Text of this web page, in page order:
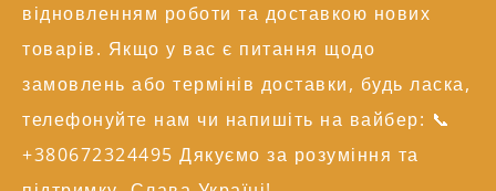
відновленням роботи та доставкою нових
товарів. Якщо у вас є питання щодо
замовлень або термінів доставки, будь ласка,
телефонуйте нам чи напишіть на вайбер: 📞
+380672324495 Дякуємо за розуміння та
+38 (050) 246-17-15
info@alexgroupe.com
Больше информации
© 2004-2026 AG | Всі права захищені